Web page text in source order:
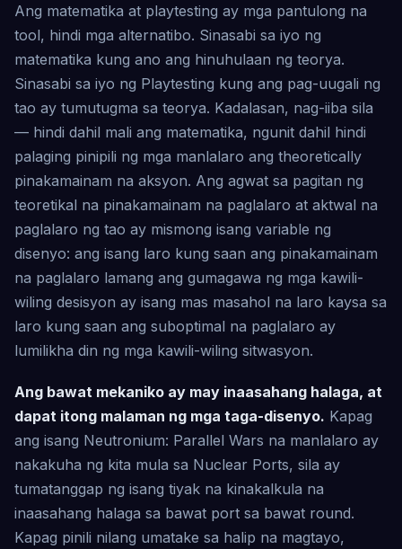
Ang matematika at playtesting ay mga pantulong na
tool, hindi mga alternatibo. Sinasabi sa iyo ng
matematika kung ano ang hinuhulaan ng teorya.
Sinasabi sa iyo ng Playtesting kung ang pag-uugali ng
tao ay tumutugma sa teorya. Kadalasan, nag-iiba sila
— hindi dahil mali ang matematika, ngunit dahil hindi
palaging pinipili ng mga manlalaro ang theoretically
pinakamainam na aksyon. Ang agwat sa pagitan ng
teoretikal na pinakamainam na paglalaro at aktwal na
paglalaro ng tao ay mismong isang variable ng
disenyo: ang isang laro kung saan ang pinakamainam
na paglalaro lamang ang gumagawa ng mga kawili-
wiling desisyon ay isang mas masahol na laro kaysa sa
laro kung saan ang suboptimal na paglalaro ay
lumilikha din ng mga kawili-wiling sitwasyon.
Ang bawat mekaniko ay may inaasahang halaga, at
dapat itong malaman ng mga taga-disenyo. Kapag
ang isang Neutronium: Parallel Wars na manlalaro ay
nakakuha ng kita mula sa Nuclear Ports, sila ay
tumatanggap ng isang tiyak na kinakalkula na
inaasahang halaga sa bawat port sa bawat round.
Kapag pinili nilang umatake sa halip na magtayo,